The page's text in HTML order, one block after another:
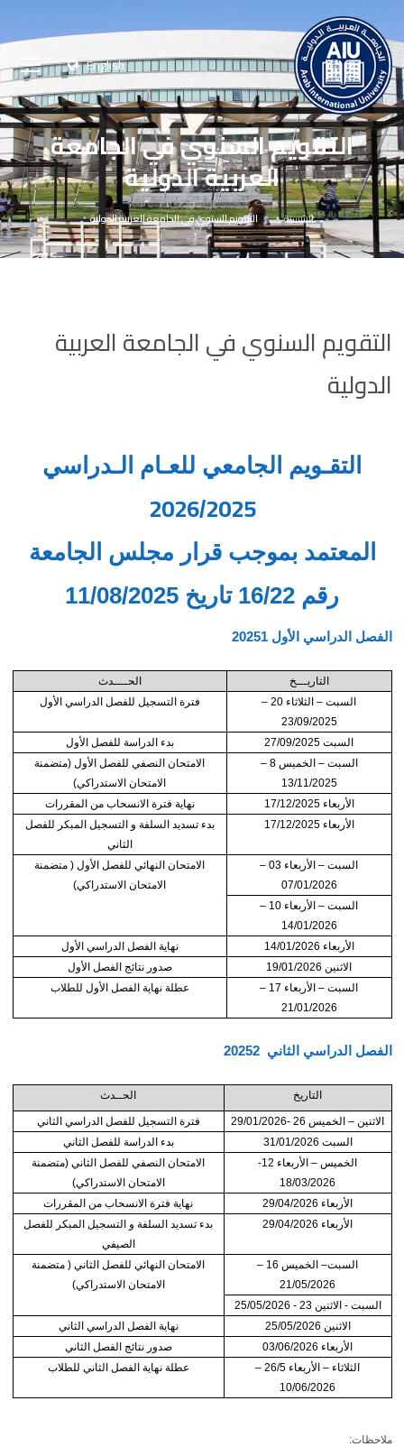
English
التقويم السنوي في الجامعة
العربية الدولية
الرئيسية التقويم السنوي في الجامعة العربية الدولية
التقويم السنوي في الجامعة العربية
الدولية
التقـويم الجامعي للعـام الـدراسي
2025
/
2026
المعتمد بموجب قرار مجلس الجامعة
رقم 16/22 تاريخ 11/08/2025
الفصل الدراسي الأول 20251
التاريـــخ
الحــــدث
السبت – الثلاثاء 20 –
23/09/2025
فترة التسجيل للفصل الدراسي الأول
السبت 27/09/2025
بدء الدراسة للفصل الأول
السبت – الخميس 8 –
13/11/2025
الامتحان النصفي للفصل الأول (متضمنة
الامتحان الاستدراكي)
الأربعاء 17/12/2025
نهاية فترة الانسحاب من المقررات
الأربعاء 17/12/2025
بدء تسديد السلفة و التسجيل المبكر للفصل
الثاني
السبت – الأربعاء 03 –
07/01/2026
الامتحان النهائي للفصل الأول ( متضمنة
الامتحان الاستدراكي)
السبت – الأربعاء 10 –
14/01/2026
الأربعاء 14/01/2026
نهاية الفصل الدراسي الأول
الاثنين 19/01/2026
صدور نتائج الفصل الأول
السبت – الأربعاء 17 –
21/01/2026
عطلة نهاية الفصل الأول للطلاب
الفصل الدراسي الثاني 20252
التاريخ الحــدث
الاثنين – الخميس 26 -29/01/2026
فترة التسجيل للفصل الدراسي الثاني
السبت 31/01/2026
بدء الدراسة للفصل الثاني
الخميس – الأربعاء 12-
18/03/2026
الامتحان النصفي للفصل الثاني (متضمنة
الامتحان الاستدراكي)
الأربعاء 29/04/2026
نهاية فترة الانسحاب من المقررات
الأربعاء 29/04/2026
بدء تسديد السلفة و التسجيل المبكر للفصل
الصيفي
السبت– الخميس 16 –
21/05/2026
الامتحان النهائي للفصل الثاني ( متضمنة
الامتحان الاستدراكي)
السبت - الاثنين 23 - 25/05/2026
الاثنين 25/05/2026
نهاية الفصل الدراسي الثاني
الأربعاء 03/06/2026
صدور نتائج الفصل الثاني
الثلاثاء – الأربعاء 26/5 –
10/06/2026
عطلة نهاية الفصل الثاني للطلاب
ملاحظات: